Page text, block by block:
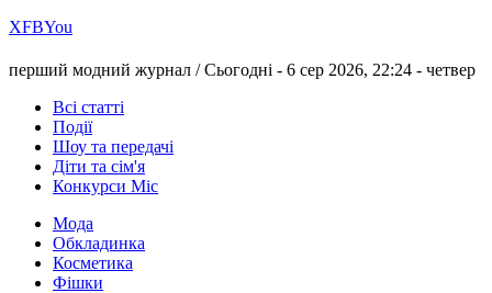
ХFBYou
перший модний журнал /Сьогодні - 6 сер 2026, 22:24 - четвер
Всі статті
Події
Шоу та передачі
Діти та сім'я
Конкурси Міс
Мода
Обкладинка
Косметика
Фішки